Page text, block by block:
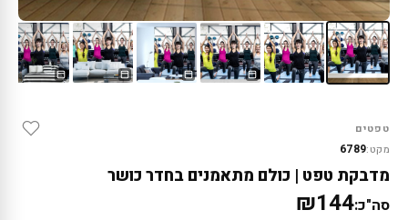
טפטים
מקט:6789
מדבקת טפט | כולם מתאמנים בחדר כושר
סה"כ:₪144